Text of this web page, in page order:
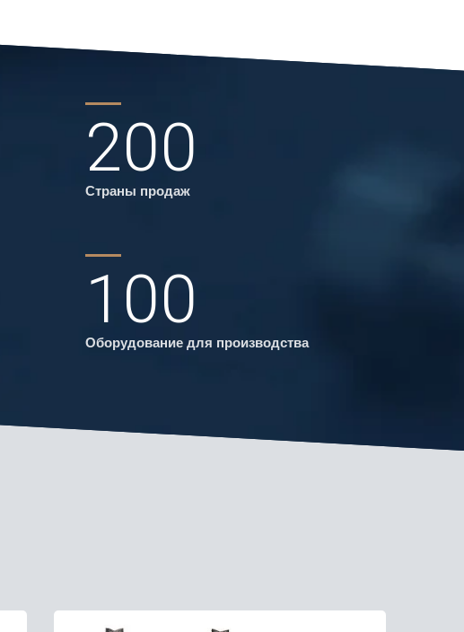
200
Страны продаж
100
Оборудование для производства